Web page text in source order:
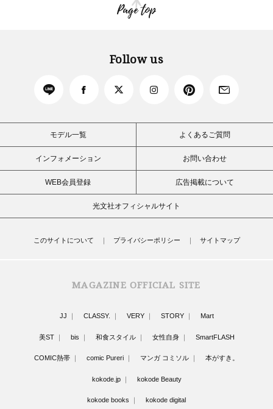
Page top
Follow us
モデル一覧 よくあるご質問
インフォメーション お問い合わせ
WEB会員登録 広告掲載について
光文社オフィシャルサイト
このサイトについて プライバシーポリシー サイトマップ
MAGAZINE OFFICIAL SITE
JJ CLASSY. VERY STORY Mart
美ST bis 和食スタイル 女性自身 SmartFLASH
COMIC熱帯 comic Pureri マンガ コミソル 本がすき。
kokode.jp kokode Beauty
kokode books kokode digital